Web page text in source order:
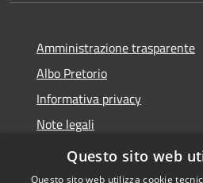
Amministrazione trasparente
Albo Pretorio
Informativa privacy
Note legali
Dichiarazione di accessibilità
Questo sito web
Questo sito web utilizza cookie